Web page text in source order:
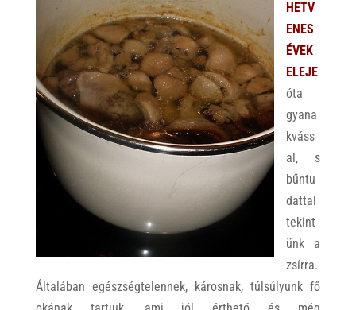
HETV
ENES
ÉVEK
ELEJE
óta
gyana
kváss
al, s
bűntu
dattal
tekint
ünk a
zsírra.
Általában egészségtelennek, károsnak, túlsúlyunk fő